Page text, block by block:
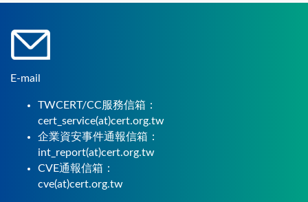
E-mail
TWCERT/CC服務信箱：
cert_service(at)cert.org.tw
企業資安事件通報信箱：
int_report(at)cert.org.tw
CVE通報信箱：
cve(at)cert.org.tw